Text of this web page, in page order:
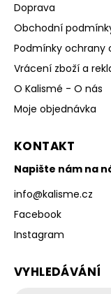
Doprava
Obchodní
Podmínky ochrany
Vrácení zboží a
O Kalismé - O nás
Moje objednávka
KONTAKT
Napište nám na
info@kalisme.cz
Facebook
Instagram
VYHLEDÁVÁNÍ